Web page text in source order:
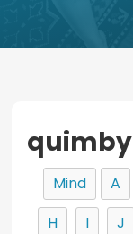
quimby
Mind A
H
I J